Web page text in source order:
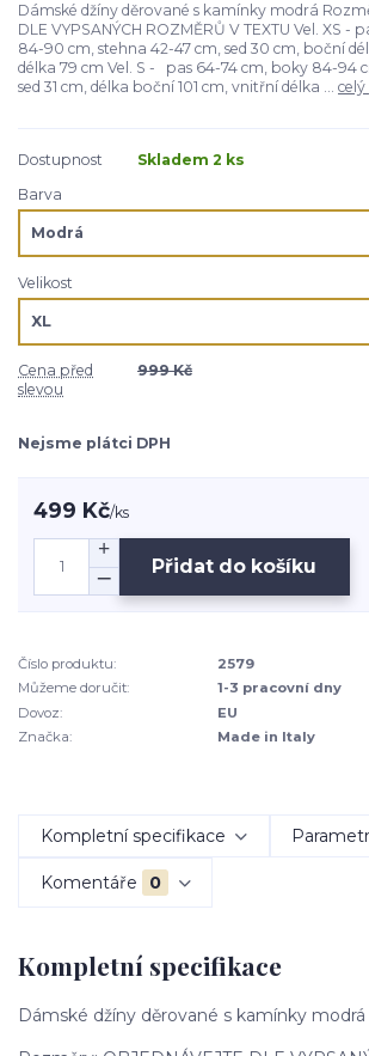
Dámské džíny děrované s kamínky modrá
DLE VYPSANÝCH ROZMĚRŮ V TEXTU Vel. XS -
84-90 cm, stehna 42-47 cm, sed 30 cm, boční
délka 79 cm Vel. S - pas 64-74 cm, boky 84-94
sed 31 cm, délka boční 101 cm, vnitřní délka ...
Dostupnost
Skladem 2 ks
Barva
Velikost
Cena před
slevou
999 Kč
Nejsme plátci DPH
499 Kč/ks
Přidat do košíku
Číslo produktu:
2579
Můžeme doručit:
1-3 pracovní dny
Dovoz:
EU
Značka:
Made in Italy
Kompletní specifikace
Komentáře 0
Kompletní specifikace
Dámské džíny děrované s kamínky modrá